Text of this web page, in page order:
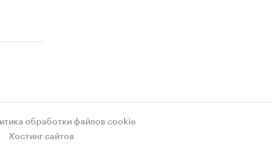
обработки файлов cookie
Хостинг сайтов